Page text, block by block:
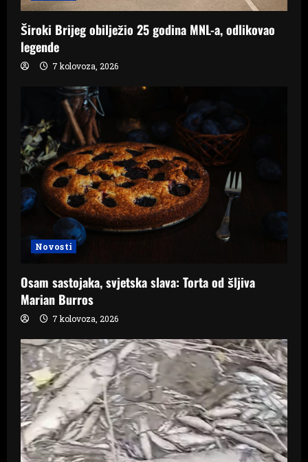
Široki Brijeg obilježio 25 godina MNL-a, odlikovao
legende
7 kolovoza, 2026
Novosti
Osam sastojaka, svjetska slava: Torta od šljiva
Marian Burros
7 kolovoza, 2026